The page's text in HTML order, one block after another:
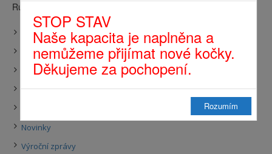
Rubriky příspěvků
Články
Felinoterapie
Kde krmíme
Kočičí přání
Novinky
Výroční zprávy
STOP STAV
Naše kapacita je naplněna a
nemůžeme přijímat nové kočky.
Děkujeme za pochopení.
Rozumím